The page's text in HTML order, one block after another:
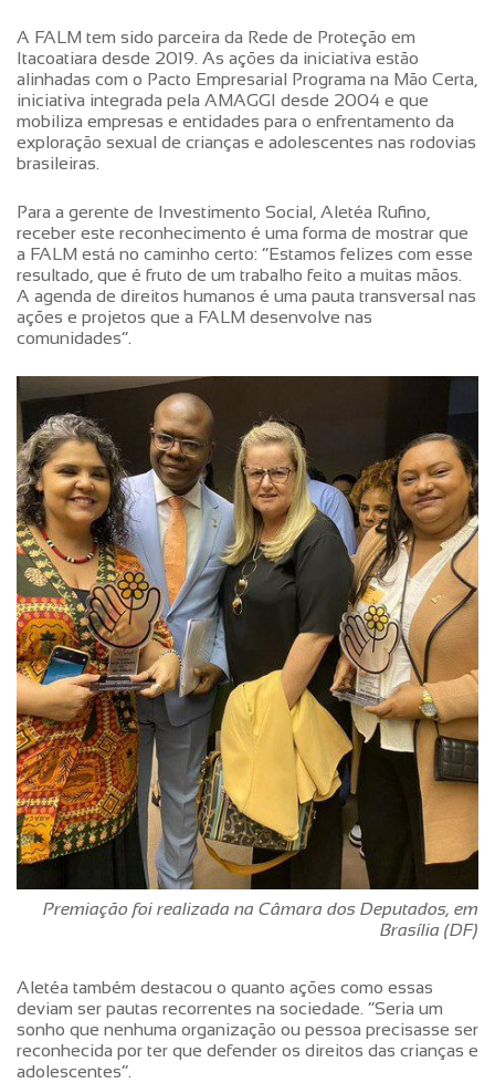
A FALM tem sido parceira da Rede de Proteção em
Itacoatiara desde 2019. As ações da iniciativa estão
alinhadas com o Pacto Empresarial Programa na Mão Certa,
iniciativa integrada pela AMAGGI desde 2004 e que
mobiliza empresas e entidades para o enfrentamento da
exploração sexual de crianças e adolescentes nas rodovias
brasileiras.
Para a gerente de Investimento Social, Aletéa Rufino,
receber este reconhecimento é uma forma de mostrar que
a FALM está no caminho certo: “Estamos felizes com esse
resultado, que é fruto de um trabalho feito a muitas mãos.
A agenda de direitos humanos é uma pauta transversal nas
ações e projetos que a FALM desenvolve nas
comunidades”.
Premiação foi realizada na Câmara dos Deputados, em
Brasília (DF)
Aletéa também destacou o quanto ações como essas
deviam ser pautas recorrentes na sociedade. “Seria um
sonho que nenhuma organização ou pessoa precisasse ser
reconhecida por ter que defender os direitos das crianças e
adolescentes”.